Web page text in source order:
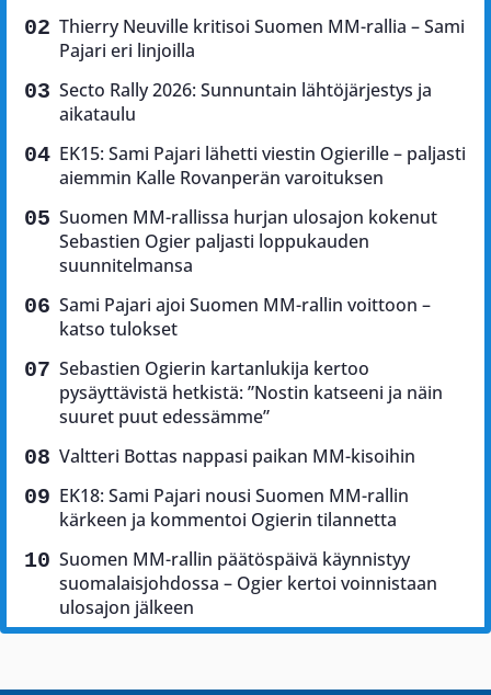
Thierry Neuville kritisoi Suomen MM-rallia – Sami
Pajari eri linjoilla
Secto Rally 2026: Sunnuntain lähtöjärjestys ja
aikataulu
EK15: Sami Pajari lähetti viestin Ogierille – paljasti
aiemmin Kalle Rovanperän varoituksen
Suomen MM-rallissa hurjan ulosajon kokenut
Sebastien Ogier paljasti loppukauden
suunnitelmansa
Sami Pajari ajoi Suomen MM-rallin voittoon –
katso tulokset
Sebastien Ogierin kartanlukija kertoo
pysäyttävistä hetkistä: ”Nostin katseeni ja näin
suuret puut edessämme”
Valtteri Bottas nappasi paikan MM-kisoihin
EK18: Sami Pajari nousi Suomen MM-rallin
kärkeen ja kommentoi Ogierin tilannetta
Suomen MM-rallin päätöspäivä käynnistyy
suomalaisjohdossa – Ogier kertoi voinnistaan
ulosajon jälkeen